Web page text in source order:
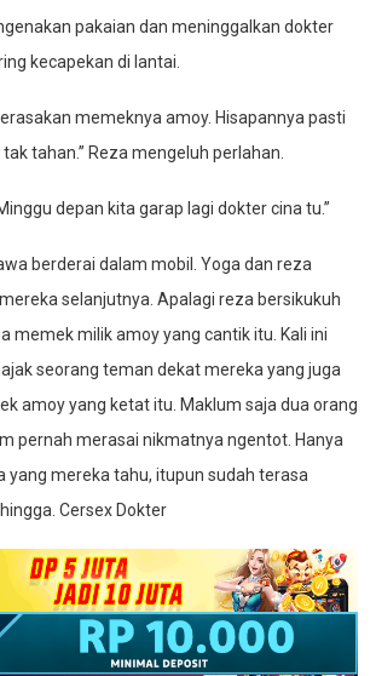
pakaian dan meninggalkan dokter
kecapekan di lantai.
memeknya amoy. Hisapannya pasti
tahan.” Reza mengeluh perlahan.
depan kita garap lagi dokter cina tu.”
berderai dalam mobil. Yoga dan reza
selanjutnya. Apalagi reza bersikukuh
memek milik amoy yang cantik itu. Kali ini
seorang teman dekat mereka yang juga
amoy yang ketat itu. Maklum saja dua orang
pernah merasai nikmatnya ngentot. Hanya
yang mereka tahu, itupun sudah terasa
Cersex Dokter